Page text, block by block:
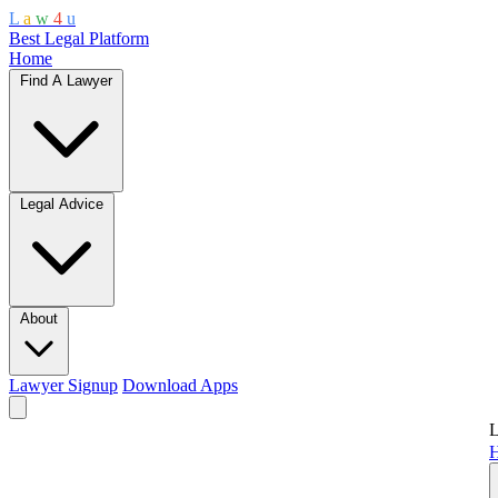
L a w 4 u
Best Legal Platform
Home
Find A Lawyer
Legal Advice
About
Lawyer Signup Download Apps